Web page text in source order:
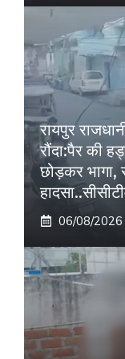
रायपुर
रौंदा:पैर की
छोड़कर
06/08/2026